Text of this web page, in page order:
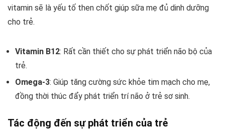
vitamin sẽ là yếu tố then chốt giúp sữa mẹ đủ dinh dưỡng
cho trẻ.
Vitamin B12: Rất cần thiết cho sự phát triển não bộ của
trẻ.
Omega-3: Giúp tăng cường sức khỏe tim mạch cho mẹ,
đồng thời thúc đẩy phát triển trí não ở trẻ sơ sinh.
Tác động đến sự phát triển của trẻ